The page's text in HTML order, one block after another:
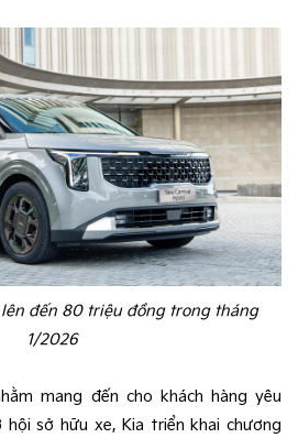
đến 80 triệu đồng trong tháng
1/2026
mang đến cho khách hàng yêu
hội sở hữu xe, Kia triển khai chương